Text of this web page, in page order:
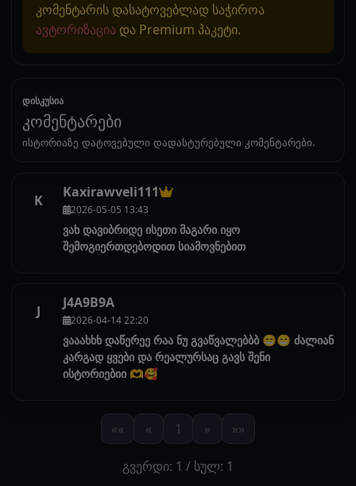
კომენტარის დასატოვებლად საჭიროა
ავტორიზაცია და Premium პაკეტი.
დისკუსია
კომენტარები
ისტორიაზე დატოვებული დადასტურებული კომენტარები.
K Kaxirawveli111
2026-05-05 13:43
ვახ დავიბრიდე ისეთი მაგარი იყო
შემოგიერთდებოდით სიამოვნებით
J J4A9B9A
2026-04-14 22:20
ვააახხხ დაწერეე რაა ნუ გვაწვალებბბ 😁😁 ძალიან
კარგად ყვები და რეალურსაც გავს შენი
ისტორიებიი 🫶🥰
«« « 1 » »»
გვერდი: 1 / სულ: 1